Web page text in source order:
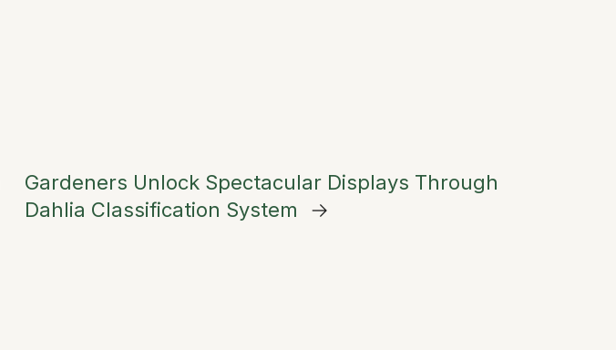
Gardeners Unlock Spectacular Displays Through
Dahlia Classification System
→